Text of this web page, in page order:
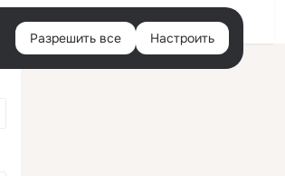
Войти
Разрешить все Настроить